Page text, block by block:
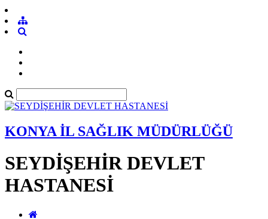
KONYA İL SAĞLIK MÜDÜRLÜĞÜ
SEYDİŞEHİR DEVLET
HASTANESİ